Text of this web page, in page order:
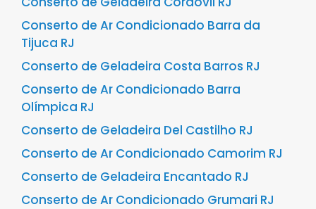
Conserto de Ar Condicionado Barra da
Tijuca RJ
Conserto de Geladeira Costa Barros RJ
Conserto de Ar Condicionado Barra
Olímpica RJ
Conserto de Geladeira Del Castilho RJ
Conserto de Ar Condicionado Camorim RJ
Conserto de Geladeira Encantado RJ
Conserto de Ar Condicionado Grumari RJ